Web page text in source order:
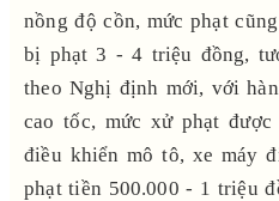
nồng độ cồn, mức phạt
bị phạt 3 - 4 triệu đồng,
theo Nghị định mới, với
cao tốc, mức xử phạt
điều khiển mô tô, xe máy
phạt tiền 500.000 - 1 triệu